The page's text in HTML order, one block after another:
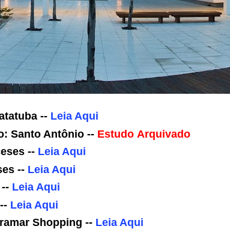
-- Leia Aqui
Santo Antônio -- Estudo Arquivado
-- Leia Aqui
-- Leia Aqui
Leia Aqui
Leia Aqui
Shopping -- Leia Aqui